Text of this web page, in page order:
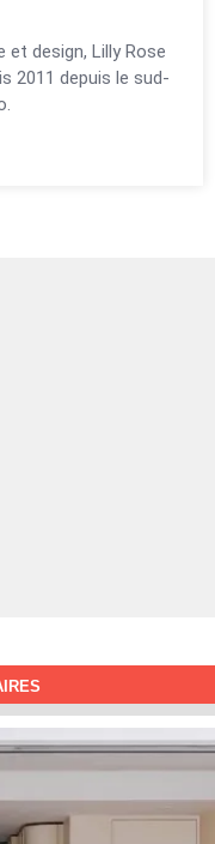
et design, Lilly Rose
2011 depuis le sud-